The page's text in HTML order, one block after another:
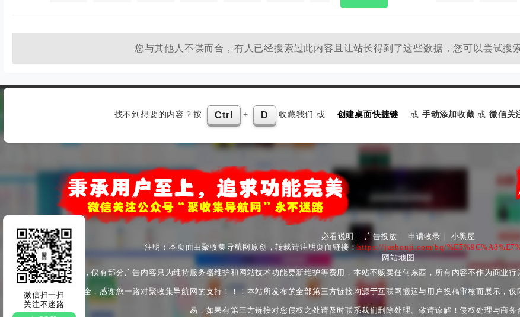
您与其他人不谋而合，有人已经搜索过此内容且让站长得到了这些数据，您可以尝试搜
微信扫一扫
关注不迷路
找不到想要的内容？按 Ctrl + D 收藏我们 或 创建桌面快捷键 或 手动添加收藏 或 微信关
必看说明 | 广告投放 申请收录
小黑屋
注明：本页面由聚收集导航网原创，转载请注明页面链接：https://jushouji.com/bq/
网站地图
本站为非盈利性站点，仅有部分广告内容只为维持服务器维护和网站技术功能更新维护等费用，本站不贩卖任何东西，所有内容不作为商业
产安全与身心健康安全，感谢您一路对聚收集导航网的支持！！！本站所发布的全部第三方链接均源于互联网搬运与用户投稿审核而展示，
易，如果有第三方链接对您侵权之处请及时联系我们删除处理。敬请谅解！侵权处理与商务